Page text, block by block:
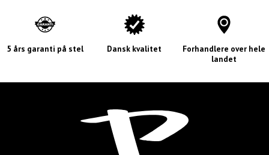
5 års garanti på stel Dansk kvalitet
Forhandlere over hele
landet